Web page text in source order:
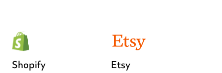
Shopify Etsy